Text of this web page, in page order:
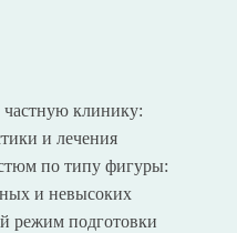
частную клинику:
и лечения
по типу фигуры:
и невысоких
режим подготовки